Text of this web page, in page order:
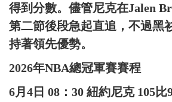
得到分數。儘管尼克在Jalen
第二節後段急起直追，不過黑
持著領先優勢。
2026年NBA總冠軍賽賽程
6月4日 08：30 紐約尼克 105比